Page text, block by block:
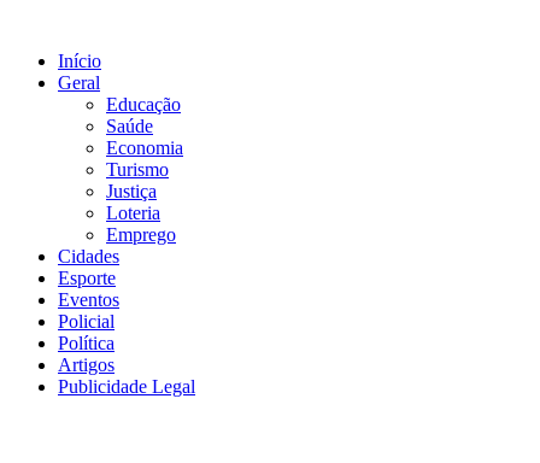
conteúdo
Início
Geral
Educação
Saúde
Economia
Turismo
Justiça
Loteria
Emprego
Cidades
Esporte
Eventos
Policial
Política
Artigos
Publicidade Legal